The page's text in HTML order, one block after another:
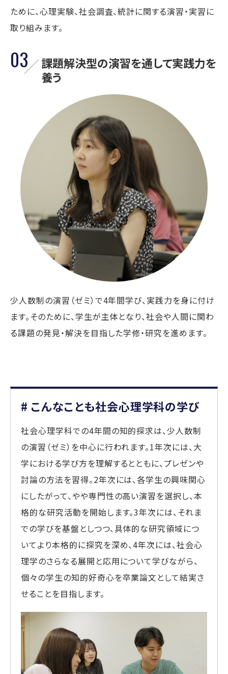
ために、心理実験、社会調査、統計に関する演習・実習に
取り組みます。
03
課題解決型の演習を通して実践力を
養う
少人数制の演習（ゼミ）で4年間学び、実践力を身に付け
ます。そのために、学生が主体となり、社会や人間に関わ
る課題の発見・解決を目指した学修・研究を進めます。
# こんなことも社会心理学科の学び
社会心理学科での4年間の知的探求は、少人数制
の演習（ゼミ）を中心に行われます。1年次には、大
学における学び方を理解するとともに、プレゼンや
討論の方法を習得。2年次には、各学生の興味関心
にしたがって、やや専門性の高い演習を選択し、本
格的な研究活動を開始します。3年次には、それま
での学びを基盤としつつ、具体的な研究領域につ
いてより本格的に探究を深め、4年次には、社会心
理学のさらなる展開と応用について学びながら、
個々の学生の知的好奇心を卒業論文として結実さ
せることを目指します。